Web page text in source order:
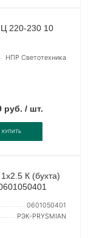
220-230 10
НПР Светотехника
руб. / шт.
КУПИТЬ
К (бухта)
0601050401
РЭК-PRYSMIAN